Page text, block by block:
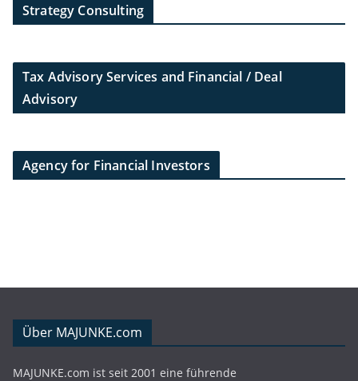
Strategy Consulting
Tax Advisory Services and Financial / Deal
Advisory
Agency for Financial Investors
Über MAJUNKE.com
MAJUNKE.com ist seit 2001 eine führende